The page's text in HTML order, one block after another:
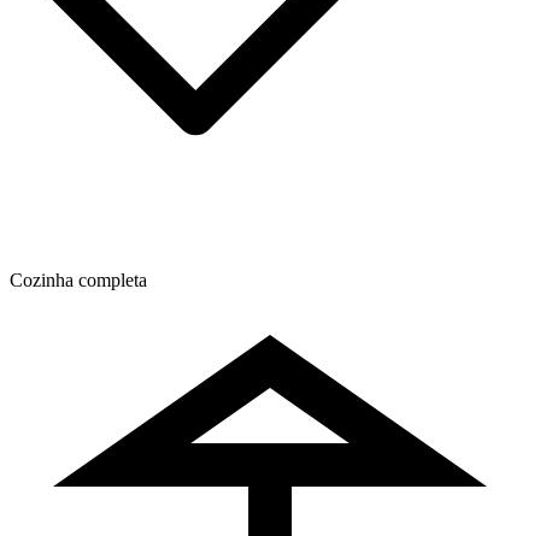
Cozinha completa